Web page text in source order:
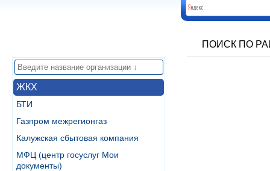
ПОИСК ПО
ЖКХ
БТИ
Газпром межрегионгаз
Калужская сбытовая компания
МФЦ (центр госуслуг Мои
документы)